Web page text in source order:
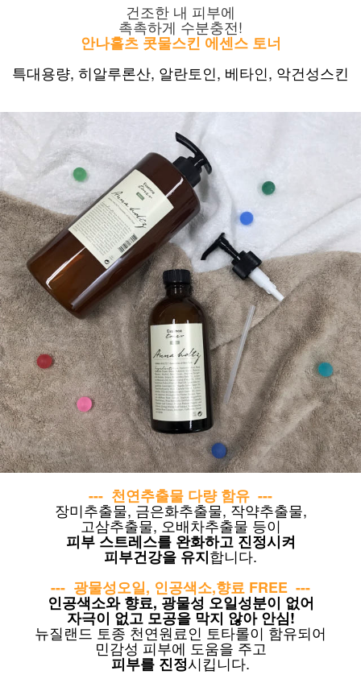
건조한 내 피부에
촉촉하게 수분충전!
안나홀츠 콧물스킨 에센스 토너
특대용량, 히알루론산, 알란토인, 베타인, 악건성스킨
--- 천연추출물 다량 함유 ---
장미추출물, 금은화추출물, 작약추출물,
고삼추출물, 오배차추출물 등이
피부 스트레스를 완화하고 진정시켜
피부건강을 유지합니다.
--- 광물성오일, 인공색소,향료 FREE ---
인공색소와 향료, 광물성 오일성분이 없어
자극이 없고 모공을 막지 않아 안심!
뉴질랜드 토종 천연원료인 토타롤이 함유되어
민감성 피부에 도움을 주고
피부를 진정시킵니다.